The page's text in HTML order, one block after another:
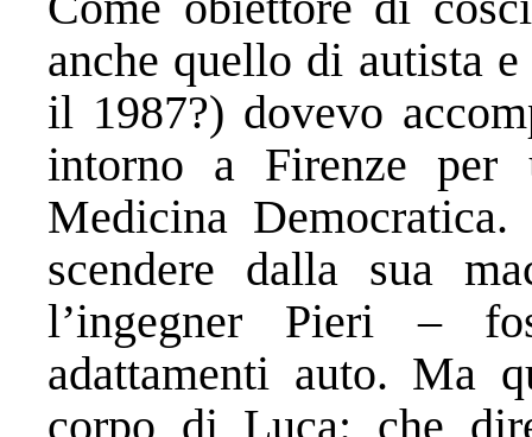
anche quello di autista
il 1987?) dovevo
intorno a Firenze per
Medicina
scendere dalla sua
l’ingegner Pieri –
adattamenti auto. Ma
corpo di Luca: che